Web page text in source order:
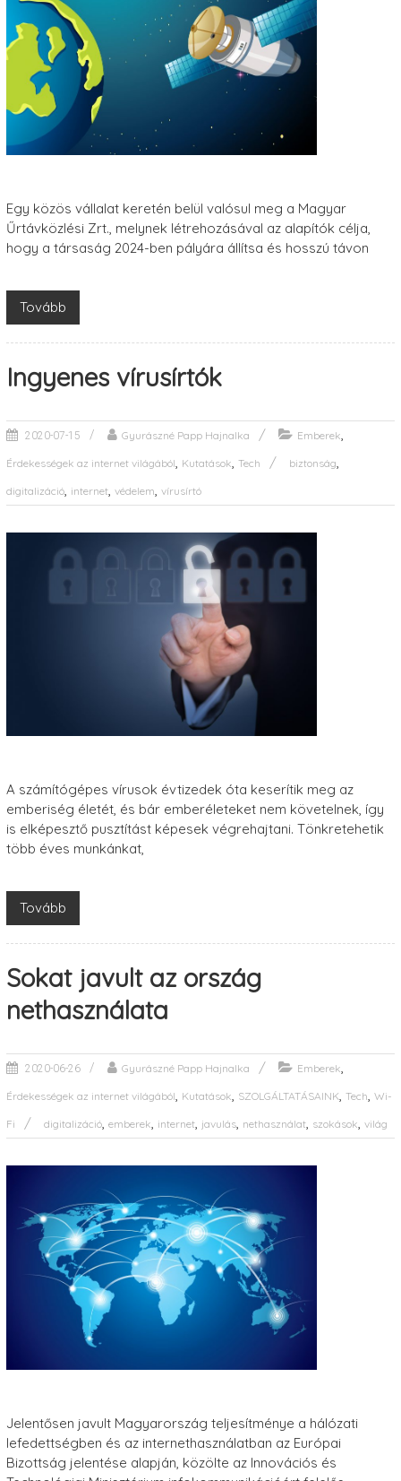
Egy közös vállalat keretén belül valósul meg a Magyar
Űrtávközlési Zrt., melynek létrehozásával az alapítók célja,
hogy a társaság 2024-ben pályára állítsa és hosszú távon
Tovább
Ingyenes vírusírtók
2020-07-15 Gyurászné Papp Hajnalka Emberek
Érdekességek az internet világából Kutatások Tech biztonság
digitalizáció, internet, védelem vírusírtó
A számítógépes vírusok évtizedek óta keserítik meg az
emberiség életét, és bár emberéleteket nem követelnek, így
is elképesztő pusztítást képesek végrehajtani. Tönkretehetik
több éves munkánkat,
Tovább
Sokat javult az ország
nethasználata
2020-06-26 Gyurászné Papp Hajnalka Emberek,
Érdekességek az internet világából, Kutatások, SZOLGÁLTATÁSAINK, Tech, Wi-
Fi digitalizáció, emberek, internet, javulás, nethasználat, szokások, világ
Jelentősen javult Magyarország teljesítménye a hálózati
lefedettségben és az internethasználatban az Európai
Bizottság jelentése alapján, közölte az Innovációs és